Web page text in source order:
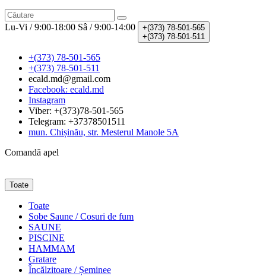
Lu-Vi / 9:00-18:00 Sâ / 9:00-14:00 +(373) 78-501-565
+(373) 78-501-511
+(373) 78-501-565
+(373) 78-501-511
ecald.md@gmail.com
Facebook: ecald.md
Instagram
Viber: +(373)78-501-565
Telegram: +37378501511
mun. Chișinău, str. Mesterul Manole 5A
Comandă apel
Toate
Toate
Sobe Saune / Cosuri de fum
SAUNE
PISCINE
HAMMAM
Gratare
Încălzitoare / Șeminee